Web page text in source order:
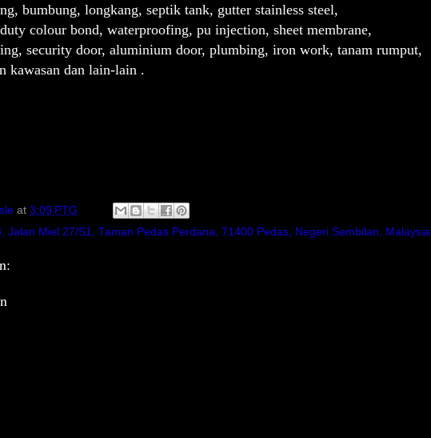
bumbung, longkang, septik tank, gutter stainless steel,
colour bond, waterproofing, pu injection, sheet membrane,
security door, aluminium door, plumbing, iron work, tanam rumput,
kawasan dan lain-lain .
at 3:09 PTG
Jalan Miel 27/S1, Taman Pedas Perdana, 71400 Pedas, Negeri Sembilan, Malaysia